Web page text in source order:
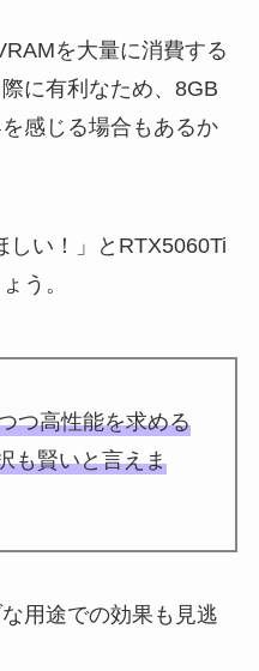
を大量に消費する
に有利なため、8GB
感じる場合もあるか
しい！」とRTX5060Ti
う。
つ高性能を求める
も賢いと言えま
用途での効果も見逃